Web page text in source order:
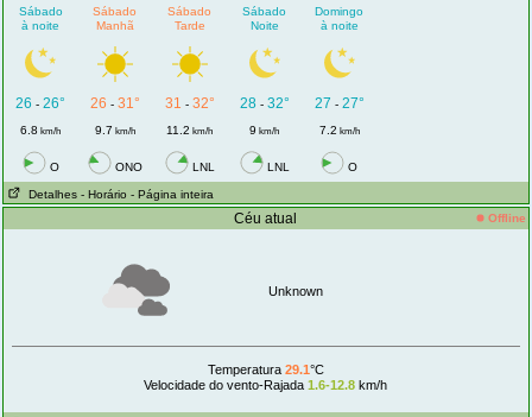
Sábado
à noite
Sábado
Manhã
Sábado
Tarde
Sábado
Noite
Domingo
à noite
26 -26° 26 - 31° 31 - 32° 28- 32° 27 - 27°
6.8 km/h 9.7 km/h 11.2 km/h 9 km/h 7.2 km/h
O ONO LNL LNL O
Detalhes - Horário - Página inteira
Céu atual Offline
Unknown
Temperatura 29.1°C
Velocidade do vento-Rajada 1.6-12.8 km/h